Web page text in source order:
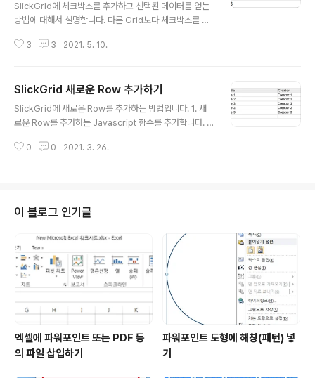
SlickGrid에 체크박스를 추가하고 선택된 데이터를 얻는
방법에 대해서 설명합니다. 다른 Grid보다 체크박스를 넣
rid에서 체크박스를 넣기 위해서는 플러그인을 사용해야
lectColumn({ cssClass: "slick-cell-checkboxse
l" }); columns.splice(0, 0, checkboxSelector.get
ColumnDefinition()) (3) Grid에 플러그인을 등록합니
택된 데이..
3 3 2021. 5. 10.
SlickGrid 새로운 Row 추가하기
SlickGrid에 새로운 Row를 추가하는 방법입니다. 1. 새
로운 Row를 추가하는 Javascript 함수를 추가합니다. f
a.splice(data.length,0,{no: null, title: null, creator:
하는 버튼을 추가합니다. 3. 전체 소스입니다.
0 0 2021. 3. 26.
이 블로그 인기글
엑셀에 파워포인트 또는 PDF 등
의 파일 삽입하기
파워포인트 도형에 해칭(패턴) 넣
기